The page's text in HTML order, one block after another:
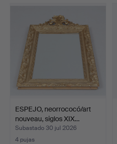
ESPEJO, neorrococó/art
nouveau, siglos XIX…
Subastado 30 jul 2026
4 pujas